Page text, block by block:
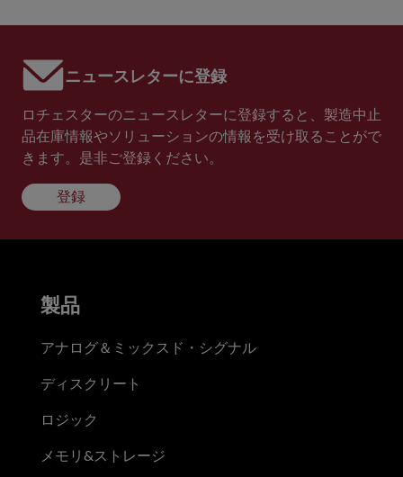
ニュースレターに登録
ロチェスターのニュースレターに登録すると、製造中止
品在庫情報やソリューションの情報を受け取ることがで
きます。是非ご登録ください。
登録
製品
アナログ＆ミックスド・シグナル
ディスクリート
ロジック
メモリ&ストレージ